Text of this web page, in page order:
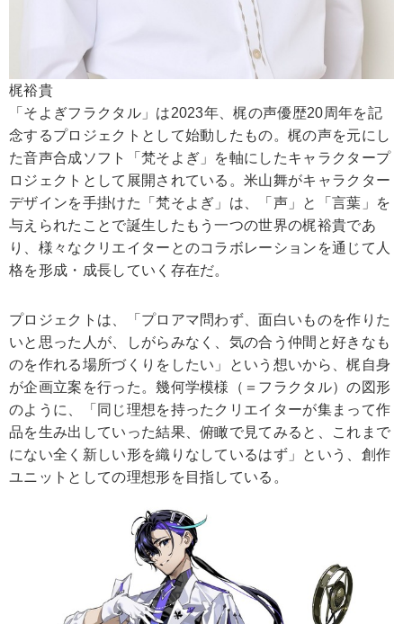
梶裕貴
「そよぎフラクタル」は2023年、梶の声優歴20周年を記
念するプロジェクトとして始動したもの。梶の声を元にし
た音声合成ソフト「梵そよぎ」を軸にしたキャラクタープ
ロジェクトとして展開されている。米山舞がキャラクター
デザインを手掛けた「梵そよぎ」は、「声」と「言葉」を
与えられたことで誕生したもう一つの世界の梶裕貴であ
り、様々なクリエイターとのコラボレーションを通じて人
格を形成・成長していく存在だ。
プロジェクトは、「プロアマ問わず、面白いものを作りた
いと思った人が、しがらみなく、気の合う仲間と好きなも
のを作れる場所づくりをしたい」という想いから、梶自身
が企画立案を行った。幾何学模様（＝フラクタル）の図形
のように、「同じ理想を持ったクリエイターが集まって作
品を生み出していった結果、俯瞰で見てみると、これまで
にない全く新しい形を織りなしているはず」という、創作
ユニットとしての理想形を目指している。